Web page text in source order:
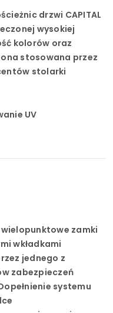
drzwi CAPITAL
wysokiej
kolorów oraz
stosowana przez
stolarki
UV
zamki
wkładkami
jednego z
zabezpieczeń
systemu